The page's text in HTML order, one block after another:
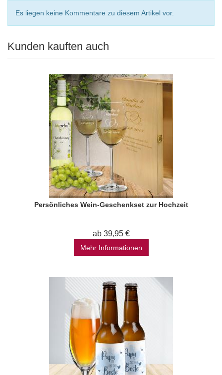
Es liegen keine Kommentare zu diesem Artikel vor.
Kunden kauften auch
Persönliches Wein-Geschenkset zur Hochzeit
ab 39,95 €
Mehr Informationen